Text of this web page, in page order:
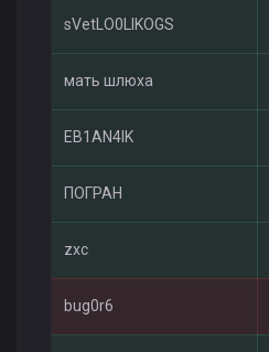
sVetLO0LIKOGS
мать шлюха
EB1AN4IK
ПОГРАН
zxc
bug0r6